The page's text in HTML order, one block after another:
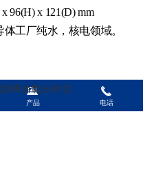
96(H) x 121(D) mm
工厂纯水，核电领域。
离余氯)分析仪
뀵
产品
끅
电话